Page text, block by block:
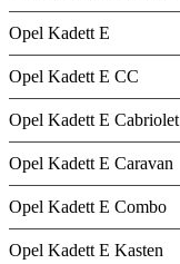
Opel Kadett E
Opel Kadett E CC
Opel Kadett E Cabriolet
Opel Kadett E Caravan
Opel Kadett E Combo
Opel Kadett E Kasten